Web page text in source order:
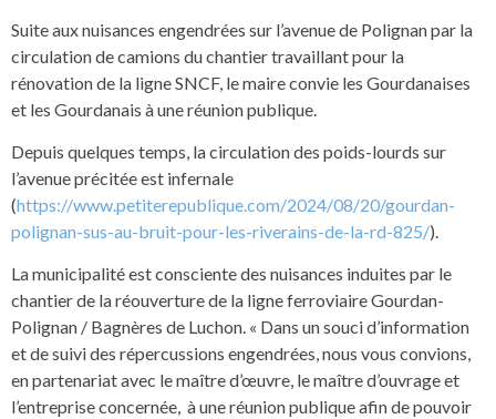
Suite aux nuisances engendrées sur l’avenue de Polignan par la
circulation de camions du chantier travaillant pour la
rénovation de la ligne SNCF, le maire convie les Gourdanaises
et les Gourdanais à une réunion publique.
Depuis quelques temps, la circulation des poids-lourds sur
l’avenue précitée est infernale
(https://www.petiterepublique.com/2024/08/20/gourdan-
polignan-sus-au-bruit-pour-les-riverains-de-la-rd-825/).
La municipalité est consciente des nuisances induites par le
chantier de la réouverture de la ligne ferroviaire Gourdan-
Polignan / Bagnères de Luchon. « Dans un souci d’information
et de suivi des répercussions engendrées, nous vous convions,
en partenariat avec le maître d’œuvre, le maître d’ouvrage et
l’entreprise concernée, à une réunion publique afin de pouvoir